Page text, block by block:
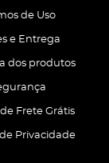
de Uso
e Entrega
dos produtos
Frete Grátis
Privacidade